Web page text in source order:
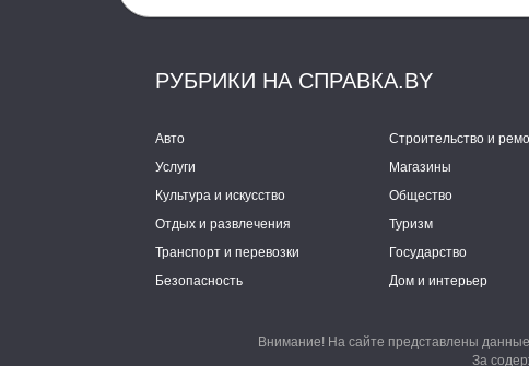
РУБРИКИ НА СПРАВКА.BY
Авто Строительство и
Услуги
Магазины
Культура и искусство
Общество
Отдых и развлечения
Туризм
Транспорт и перевозки
Государство
Безопасность
Дом и интерьер
Внимание! На сайте представлены
За